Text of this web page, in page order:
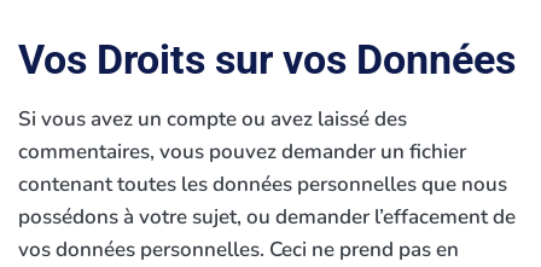
Vos Droits sur vos Données
Si vous avez un compte ou avez laissé des
commentaires, vous pouvez demander un fichier
contenant toutes les données personnelles que nous
possédons à votre sujet, ou demander l’effacement de
vos données personnelles. Ceci ne prend pas en